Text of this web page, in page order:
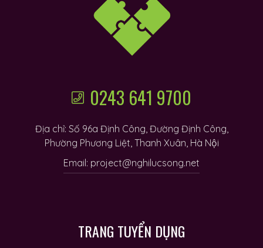
0243 641 9700
Địa chỉ: Số 96a Định Công, Đường Định Công,
Phường Phương Liệt, Thanh Xuân, Hà Nội
Email: project@nghilucsong.net
TRANG TUYỂN DỤNG